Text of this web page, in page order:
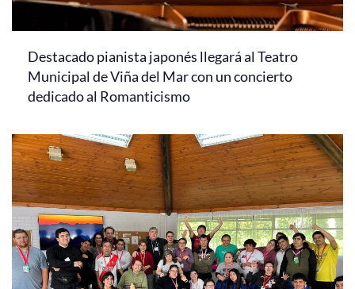
Destacado pianista japonés llegará al Teatro
Municipal de Viña del Mar con un concierto
dedicado al Romanticismo